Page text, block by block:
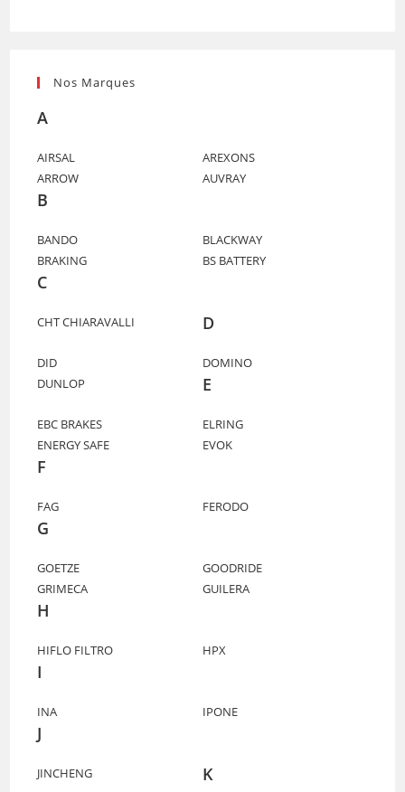
Nos Marques
A
AIRSAL
AREXONS
ARROW
AUVRAY
B
BANDO
BLACKWAY
BRAKING
BS BATTERY
C
CHT CHIARAVALLI D
DID
DOMINO
DUNLOP
E
EBC BRAKES
ELRING
ENERGY SAFE
EVOK
F
FAG FERODO
G
GOETZE
GOODRIDE
GRIMECA
GUILERA
H
HIFLO FILTRO HPX
I
INA IPONE
J
JINCHENG K